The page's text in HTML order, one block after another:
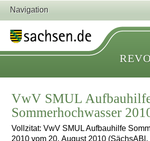
Navigation
VwV SMUL
Sommerhochwasser
Vollzitat: VwV SMUL Aufbauhilfe
2010 vom 20. August 2010 (SächsABl.